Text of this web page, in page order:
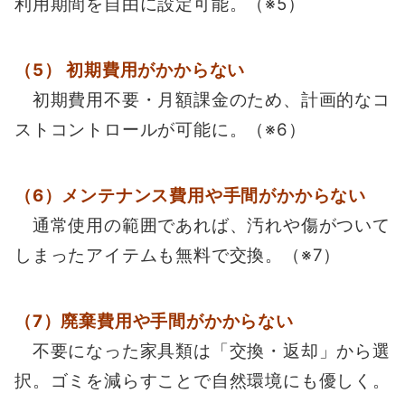
利用期間を自由に設定可能。（※5）
（5） 初期費用がかからない
初期費用不要・月額課金のため、計画的なコ
ストコントロールが可能に。（※6）
（6）メンテナンス費用や手間がかからない
通常使用の範囲であれば、汚れや傷がついて
しまったアイテムも無料で交換。（※7）
（7）廃棄費用や手間がかからない
不要になった家具類は「交換・返却」から選
択。ゴミを減らすことで自然環境にも優しく。